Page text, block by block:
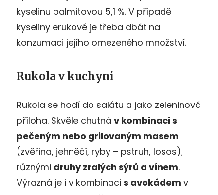
kyselinu palmitovou 5,1 %. V případě
kyseliny erukové je třeba dbát na
konzumaci jejího omezeného množství.
Rukola v kuchyni
Rukola se hodí do salátu a jako zeleninová
příloha. Skvěle chutná v kombinaci s
pečeným nebo grilovaným masem
(zvěřina, jehněčí, ryby – pstruh, losos),
různými druhy zralých sýrů a vínem.
Výrazná je i v kombinaci s avokádem v